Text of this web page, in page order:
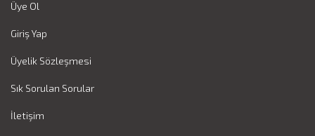
Üye Ol
Giriş Yap
Üyelik Sözleşmesi
Sık Sorulan Sorular
İletişim